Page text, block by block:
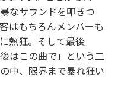
なサウンドを叩きつ
はもちろんメンバーも
熱狂。そして最後
はこの曲で」という二
中、限界まで暴れ狂い